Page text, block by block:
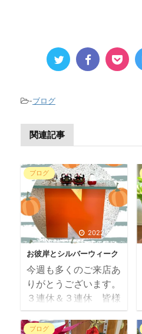
-ブログ
関連記事
ブログ
2022/9/25
お彼岸とシルバーウィーク
今週も多くのご来店あ
りがとうございます。
３連休＆３連休 皆様
いかがお過ごしでした
か 今日は少し暑かっ
ブログ